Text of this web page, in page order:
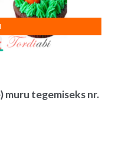
tegemiseks nr.